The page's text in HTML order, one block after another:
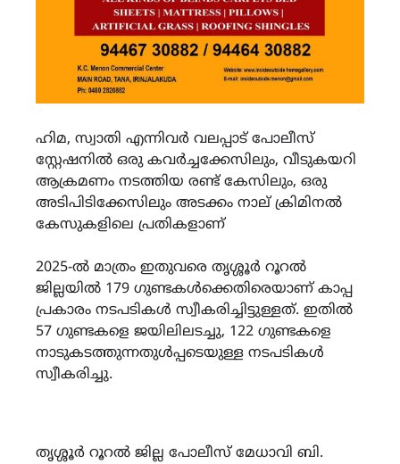
ഹിമ, സ്വാതി എന്നിവർ വലപ്പാട് പോലീസ്
സ്റ്റേഷനിൽ ഒരു കവർച്ചക്കേസിലും, വീടുകയറി
ആക്രമണം നടത്തിയ രണ്ട് കേസിലും, ഒരു
അടിപിടിക്കേസിലും അടക്കം നാല് ക്രിമിനൽ
കേസുകളിലെ പ്രതികളാണ്
2025-ൽ മാത്രം ഇതുവരെ തൃശ്ശൂർ റൂറൽ
ജില്ലയിൽ 179 ഗുണ്ടകൾക്കെതിരെയാണ് കാപ്പ
പ്രകാരം നടപടികൾ സ്വീകരിച്ചിട്ടുള്ളത്. ഇതിൽ
57 ഗുണ്ടകളെ ജയിലിലടച്ചു, 122 ഗുണ്ടകളെ
നാടുകടത്തുന്നതുൾപ്പടെയുള്ള നടപടികൾ
സ്വീകരിച്ചു.
തൃശ്ശൂർ റൂറൽ ജില്ല പോലീസ് മേധാവി ബി.